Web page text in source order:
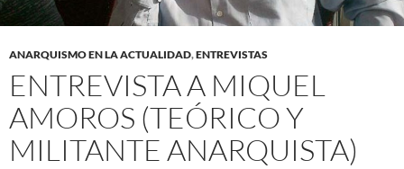
ANARQUISMO EN LA ACTUALIDAD,ENTREVISTAS
ENTREVISTA A MIQUEL
AMOROS (TEÓRICO Y
MILITANTE ANARQUISTA)